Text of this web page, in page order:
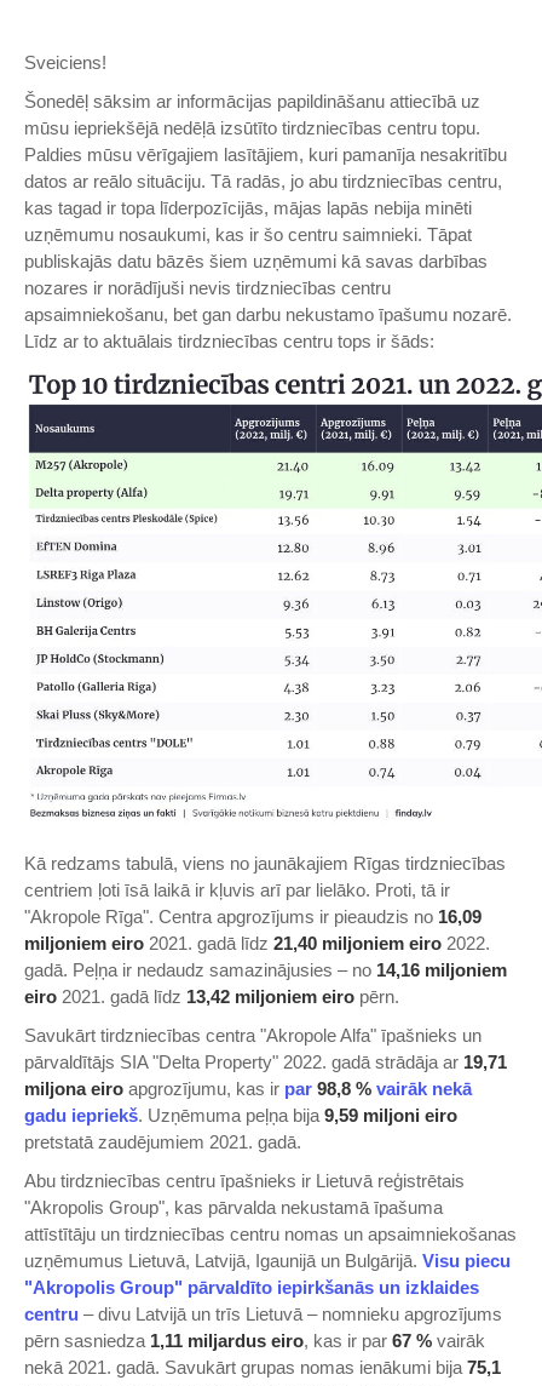
Sveiciens!
Šonedēļ sāksim ar informācijas papildināšanu attiecībā uz
mūsu iepriekšējā nedēļā izsūtīto tirdzniecības centru topu.
Paldies mūsu vērīgajiem lasītājiem, kuri pamanīja nesakritību
datos ar reālo situāciju. Tā radās, jo abu tirdzniecības centru,
kas tagad ir topa līderpozīcijās, mājas lapās nebija minēti
uzņēmumu nosaukumi, kas ir šo centru saimnieki. Tāpat
publiskajās datu bāzēs šiem uzņēmumi kā savas darbības
nozares ir norādījuši nevis tirdzniecības centru
apsaimniekošanu, bet gan darbu nekustamo īpašumu nozarē.
Līdz ar to aktuālais tirdzniecības centru tops ir šāds:
Kā redzams tabulā, viens no jaunākajiem Rīgas tirdzniecības
centriem ļoti īsā laikā ir kļuvis arī par lielāko. Proti, tā ir
"Akropole Rīga". Centra apgrozījums ir pieaudzis no 16,09
miljoniem eiro 2021. gadā līdz 21,40 miljoniem eiro 2022.
gadā. Peļņa ir nedaudz samazinājusies – no 14,16 miljoniem
eiro 2021. gadā līdz 13,42 miljoniem eiro pērn.
Savukārt tirdzniecības centra "Akropole Alfa" īpašnieks un
pārvaldītājs SIA "Delta Property" 2022. gadā strādāja ar 19,71
miljona eiro apgrozījumu, kas ir ​par 98,8 % vairāk nekā
gadu iepriekš​. Uzņēmuma peļņa bija 9,59 miljoni eiro
pretstatā zaudējumiem 2021. gadā.
Abu tirdzniecības centru īpašnieks ir Lietuvā reģistrētais
"Akropolis Group", kas pārvalda nekustamā īpašuma
attīstītāju un tirdzniecības centru nomas un apsaimniekošanas
uzņēmumus Lietuvā, Latvijā, Igaunijā un Bulgārijā. ​Visu piecu
"Akropolis Group" pārvaldīto iepirkšanās un izklaides
centru​ – divu Latvijā un trīs Lietuvā – nomnieku apgrozījums
pērn sasniedza 1,11 miljardus eiro, kas ir par 67 % vairāk
nekā 2021. gadā. Savukārt grupas nomas ienākumi bija 75,1